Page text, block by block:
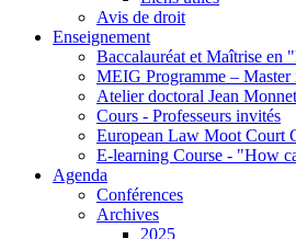
Avis de droit
Enseignement
Baccalauréat et Maîtrise en
MEIG Programme – Master
Atelier doctoral Jean
Cours - Professeurs invités
European Law Moot Court
E-learning Course - "How
Agenda
Conférences
Archives
2025